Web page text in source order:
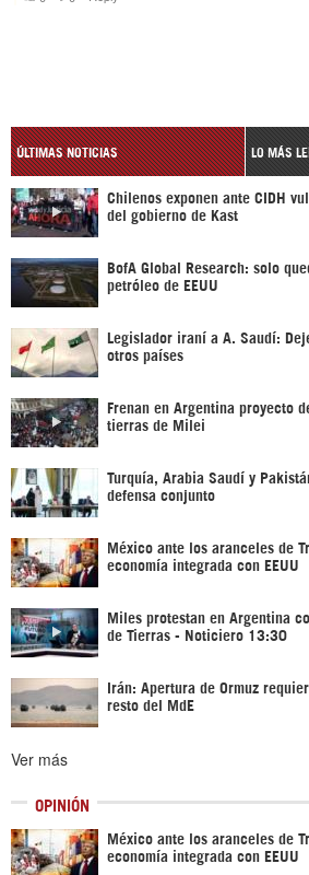
ÚLTIMAS NOTICIAS LO MÁS
Chilenos exponen ante CIDH
del gobierno de Kast
BofA Global Research: solo
petróleo de EEUU
Legislador iraní a A. Saudí:
otros países
Frenan en Argentina proyecto
tierras de Milei
Turquía, Arabia Saudí y
defensa conjunto
México ante los aranceles de
economía integrada con EEUU
Miles protestan en Argentina
de Tierras - Noticiero 13:30
Irán: Apertura de Ormuz
resto del MdE
Ver más
OPINIÓN
México ante los aranceles de
economía integrada con EEUU